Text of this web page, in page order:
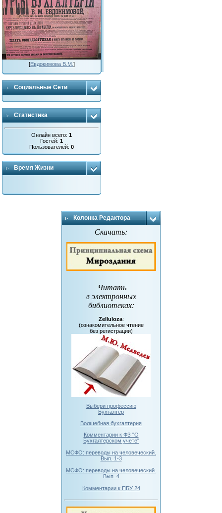
[Евдокимова В.М. ]
Социальные Сети
Статистика
Онлайн всего:1
Гостей:1
Пользователей:0
Время Жизни
Колонка Редактора
Скачать:
Читать
в электронных
библиотеках:
Zelluloza:
(ознакомительное чтение
без регистрации)
Выбери профессию
Бухгалтер
Волшебная бухгалтерия
Комментарии к ФЗ "О
Бухгалтерском учете"
МСФО: переводы на человеческий.
Вып. 1-3
МСФО: переводы на человеческий.
Вып. 4
Комментарии к ПБУ 24